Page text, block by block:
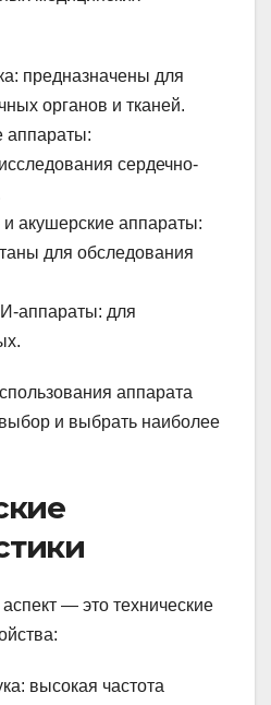
предназначены для
органов и тканей.
аппараты:
сердечно-
акушерские аппараты:
для обследования
аппараты: для
аппарата
и выбрать наиболее
— это технические
высокая частота